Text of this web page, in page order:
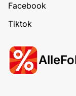
Facebook
Tiktok